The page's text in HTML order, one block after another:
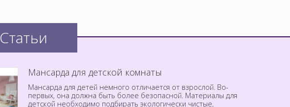
Статьи
Мансарда для детской комнаты
Мансарда для детей немного отличается от взрослой. Во-
первых, она должна быть более безопасной. Материалы для
детской необходимо подбирать экологически чистые,